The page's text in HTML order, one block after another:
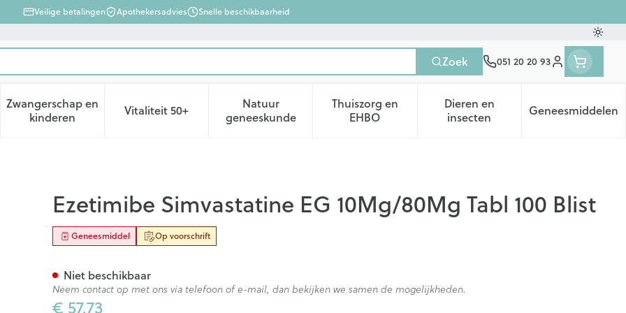
Veilige betalingen Apothekersadvies Snelle beschikbaarheid
Zoek 051 20 20 93
Klant menu
verzorging en hygiëne categorie
voor Dieet, voeding en vitamines categorie
Zwangerschap en
kinderenToon submenu voor Zwangerschap en kinderen categorie
Vitaliteit 50+Toon submenu voor Vitaliteit 50+ categorie
Natuur
geneeskundeToon submenu voor Natuur geneeskunde categorie
Thuiszorg en
EHBOToon submenu voor Thuiszorg en EHBO categorie
Dieren en
insectenToon submenu voor Dieren
Geneesmiddelen
Toon
80Mg Tabl 100 Blist
Ezetimibe Simvastatine EG 10Mg/80Mg Tabl 100 Blist
Op voorschrift
Geneesmiddel
€ 57,73
Niet beschikbaar
Neem contact op met ons via telefoon of e-mail, dan bekijken we samen de mogelijkheden.